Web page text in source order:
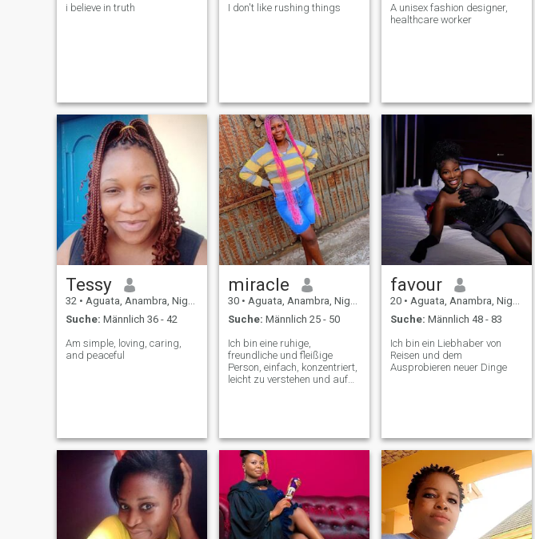
i believe in truth
I don't like rushing things
A unisex fashion designer,
healthcare worker
Tessy
32 • Aguata, Anambra, Nigeria
Suche: Männlich 36 - 42
Am simple, loving, caring,
and peaceful
miracle
30 • Aguata, Anambra, Nigeria
Suche: Männlich 25 - 50
Ich bin eine ruhige,
freundliche und fleißige
Person, einfach, konzentriert,
leicht zu verstehen und auf
favour
20 • Aguata, Anambra, Nigeria
Suche: Männlich 48 - 83
Ich bin ein Liebhaber von
Reisen und dem
Ausprobieren neuer Dinge